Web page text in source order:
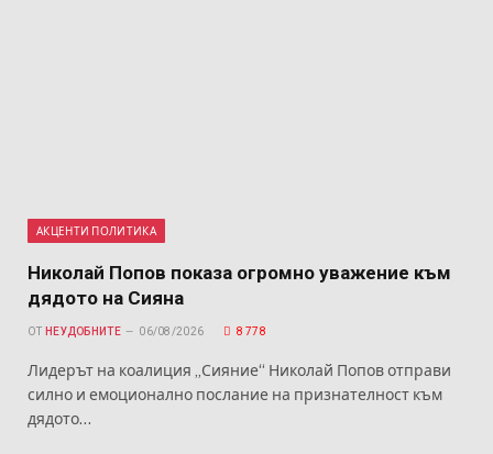
АКЦЕНТИ ПОЛИТИКА
Николай Попов показа огромно уважение към
дядото на Сияна
ОТ НЕУДОБНИТЕ 06/08/2026 8 778
Лидерът на коалиция „Сияние“ Николай Попов отправи
силно и емоционално послание на признателност към
дядото…